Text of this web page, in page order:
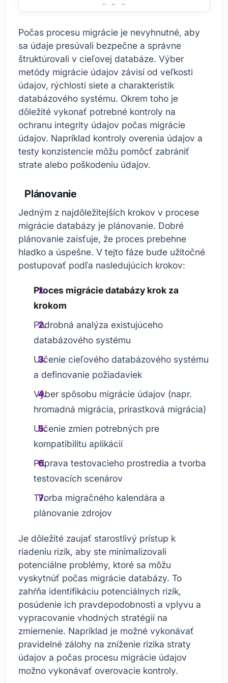
Počas procesu migrácie je nevyhnutné, aby
sa údaje presúvali bezpečne a správne
štruktúrovali v cieľovej databáze. Výber
metódy migrácie údajov závisí od veľkosti
údajov, rýchlosti siete a charakteristík
databázového systému. Okrem toho je
dôležité vykonať potrebné kontroly na
ochranu integrity údajov počas migrácie
údajov. Napríklad kontroly overenia údajov a
testy konzistencie môžu pomôcť zabrániť
strate alebo poškodeniu údajov.
Plánovanie
Jedným z najdôležitejších krokov v procese
migrácie databázy je plánovanie. Dobré
plánovanie zaisťuje, že proces prebehne
hladko a úspešne. V tejto fáze bude užitočné
postupovať podľa nasledujúcich krokov:
Proces migrácie databázy krok za
krokom
Podrobná analýza existujúceho
databázového systému
Určenie cieľového databázového systému
a definovanie požiadaviek
Výber spôsobu migrácie údajov (napr.
hromadná migrácia, prírastková migrácia)
Určenie zmien potrebných pre
kompatibilitu aplikácií
Príprava testovacieho prostredia a tvorba
testovacích scenárov
Tvorba migračného kalendára a
plánovanie zdrojov
Je dôležité zaujať starostlivý prístup k
riadeniu rizík, aby ste minimalizovali
potenciálne problémy, ktoré sa môžu
vyskytnúť počas migrácie databázy. To
zahŕňa identifikáciu potenciálnych rizík,
posúdenie ich pravdepodobnosti a vplyvu a
vypracovanie vhodných stratégií na
zmiernenie. Napríklad je možné vykonávať
pravidelné zálohy na zníženie rizika straty
údajov a počas procesu migrácie údajov
možno vykonávať overovacie kontroly.